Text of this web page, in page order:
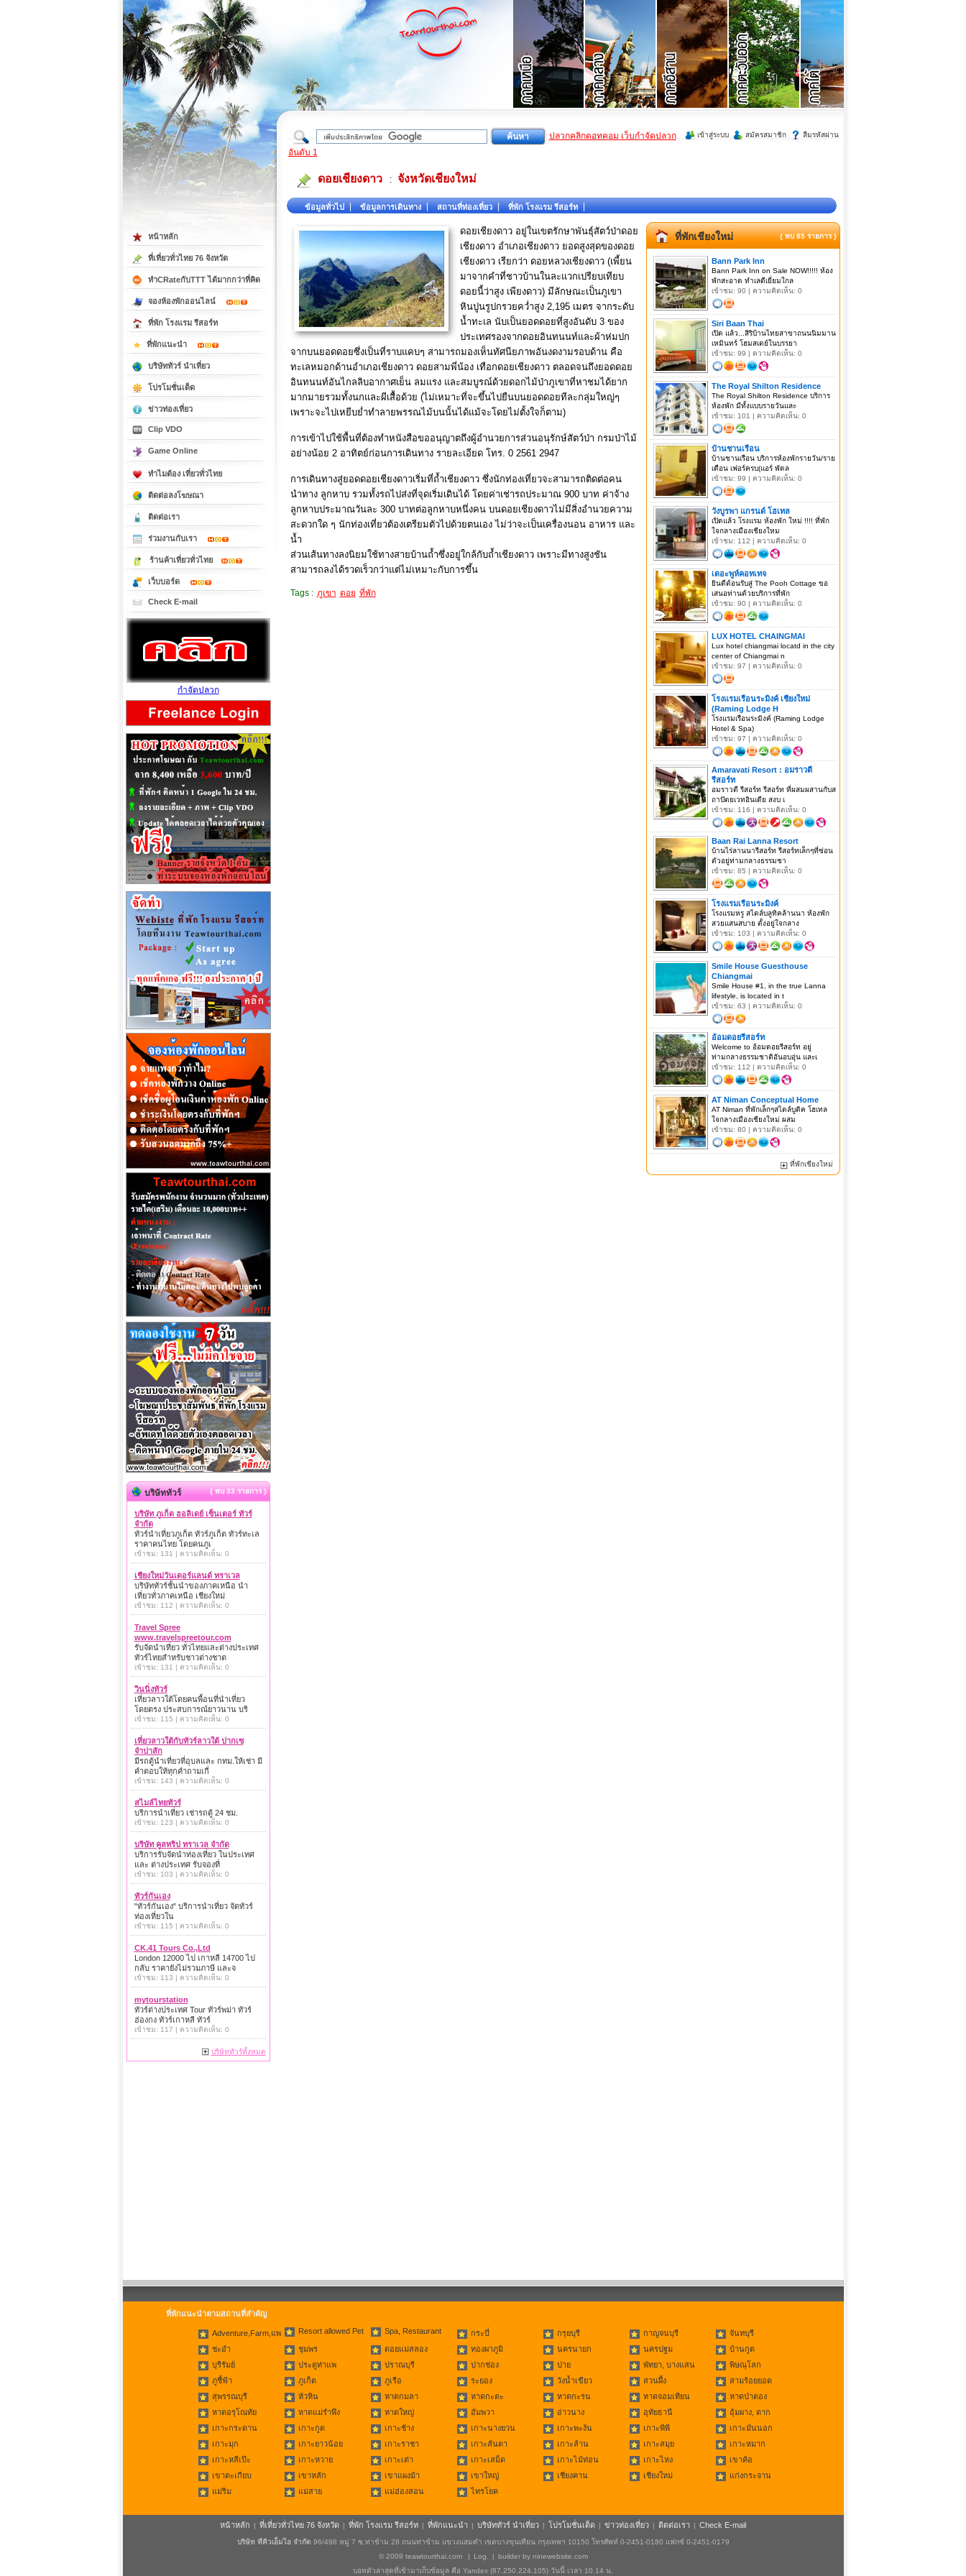
ที่เที่ยวภาคใต้
เข้าสู่ระบบ สมัครสมาชิก ลืมรหัสผ่าน
ปลวกคลิกดอทคอม เว็บกำจัดปลวก
อันดับ 1
ดอยเชียงดาว : จังหวัดเชียงใหม่
ข้อมูลทั่วไป ข้อมูลการเดินทาง สถานที่ท่องเที่ยว ที่พัก โรงแรม รีสอร์ท
ที่พักเชียงใหม่ { พบ 85 รายการ }
Bann Park Inn
Bann Park Inn on Sale NOW!!!!! ห้อง
พักสะอาด ทำเลดีเยี่ยมใกล
เข้าชม: 90 | ความคิดเห็น: 0
Siri Baan Thai
เปิด แล้ว...สิริบ้านไทยสาขาถนนนิมมาน
เหมินทร์ โฮมสเตย์ในบรรยา
เข้าชม: 99 | ความคิดเห็น: 0
The Royal Shilton Residence
The Royal Shilton Residence บริการ
ห้องพัก มีทั้งแบบรายวันและ
เข้าชม: 101 | ความคิดเห็น: 0
บ้านชานเรือน
บ้านชานเรือน บริการห้องพักรายวัน/ราย
เดือน เฟอร์ครบ(แอร์ พัดล
เข้าชม: 99 | ความคิดเห็น: 0
วังบูรพา แกรนด์ โฮเทล
เปิดแล้ว โรงแรม ห้องพัก ใหม่ !!!! ที่พัก
ใจกลางเมืองเชียงใหม
เข้าชม: 112 | ความคิดเห็น: 0
เดอะพูห์คอทเทจ
ยินดีต้อนรับสู่ The Pooh Cottage ขอ
เสนอท่านด้วยบริการที่พัก
เข้าชม: 90 | ความคิดเห็น: 0
LUX HOTEL CHAINGMAI
Lux hotel chiangmai locatd in the city
center of Chiangmai n
เข้าชม: 97 | ความคิดเห็น: 0
โรงแรมเรือนระมิงค์ เชียงใหม่
(Raming Lodge H
โรงแรมเรือนระมิงค์ (Raming Lodge
Hotel & Spa)
เข้าชม: 97 | ความคิดเห็น: 0
Amaravati Resort : อมราวตี
รีสอร์ท
อมราวตี รีสอร์ท รีสอร์ท ที่ผสมผสานกับส
ถาปัตยเวทอินเดีย สงบ เ
เข้าชม: 116 | ความคิดเห็น: 0
Baan Rai Lanna Resort
บ้านไร่ลานนารีสอร์ท รีสอร์ทเล็กๆที่ซ่อน
ตัวอยู่ท่ามกลางธรรมชา
เข้าชม: 85 | ความคิดเห็น: 0
โรงแรมเรือนระมิงค์
โรงแรมหรู สไตล์บลูทิคล้านนา ห้องพัก
สวยแสนสบาย ตั้งอยู่ใจกลาง
เข้าชม: 103 | ความคิดเห็น: 0
Smile House Guesthouse
Chiangmai
Smile House #1, in the true Lanna
lifestyle, is located in t
เข้าชม: 63 | ความคิดเห็น: 0
อ้อมดอยรีสอร์ท
Welcome to อ้อมดอยรีสอร์ท อยู่
ท่ามกลางธรรมชาติอันอบอุ่น และเ
เข้าชม: 112 | ความคิดเห็น: 0
AT Niman Conceptual Home
AT Niman ที่พักเล็กๆสไตล์บูติค โฮเทล
ใจกลางเมืองเชียงใหม่ ผสม
เข้าชม: 80 | ความคิดเห็น: 0
ที่พักเชียงใหม่
ดอยเชียงดาว อยู่ในเขตรักษาพันธุ์สัตว์ป่าดอย
เชียงดาว อำเภอเชียงดาว ยอดสูงสุดของดอย
เชียงดาว เรียกว่า ดอยหลวงเชียงดาว (เพี้ยน
มาจากคำที่ชาวบ้านในละแวกเปรียบเทียบ
ดอยนี้ว่าสูง เพียงดาว) มีลักษณะเป็นภูเขา
หินปูนรูปกรวยคว่ำสูง 2,195 เมตร จากระดับ
น้ำทะเล นับเป็นยอดดอยที่สูงอันดับ 3 ของ
ประเทศรองจากดอยอินทนนท์และผ้าห่มปก
จากบนยอดดอยซึ่งเป็นที่ราบแคบๆ สามารถมองเห็นทัศนียภาพอันงดงามรอบด้าน คือ
ทะเลหมอกด้านอำเภอเชียงดาว ดอยสามพี่น้อง เทือกดอยเชียงดาว ตลอดจนถึงยอดดอย
อินทนนท์อันไกลลิบอากาศเย็น ลมแรง และสมบูรณ์ด้วยดอกไม้ป่าภูเขาที่หาชมได้ยาก
มากมายรวมทั้งนกและผีเสื้อด้วย (ไม่เหมาะที่จะขึ้นไปยืนบนยอดดอยทีละกลุ่มใหญ่ๆ
เพราะจะไปเหยีบย่ำทำลายพรรณไม้บนนั้นได้แม้จะโดยไม่ตั้งใจก็ตาม)
การเข้าไปใช้พื้นที่ต้องทำหนังสือขออนุญาตถึงผู้อำนวยการส่วนอนุรักษ์สัตว์ป่า กรมป่าไม้
อย่างน้อย 2 อาทิตย์ก่อนการเดินทาง รายละเอียด โทร. 0 2561 2947
การเดินทางสู่ยอดดอยเชียงดาวเริ่มที่ถ้ำเชียงดาว ซึ่งนักท่องเที่ยวจะสามารถติดต่อคน
นำทาง ลูกหาบ รวมทั้งรถไปส่งที่จุดเริ่มเดินได้ โดยค่าเช่ารถประมาณ 900 บาท ค่าจ้าง
ลูกหาบประมาณวันละ 300 บาทต่อลูกหาบหนึ่งคน บนดอยเชียงดาวไม่มีสิ่งอำนวยความ
สะดวกใด ๆ นักท่องเที่ยวต้องเตรียมตัวไปด้วยตนเอง ไม่ว่าจะเป็นเครื่องนอน อาหาร และ
น้ำ
ส่วนเส้นทางลงนิยมใช้ทางสายบ้านถ้ำซึ่งอยู่ใกล้กับถ้ำเชียงดาว เพราะมีทางสูงชัน
สามารถลงได้รวดเร็วกว่าแต่ไม่เหมาะกับการขึ้น
Tags : ภูเขา ดอย ที่พัก
หน้าหลัก
ที่เที่ยวทั่วไทย 76 จังหวัด
ทำCRateกับTTT ได้มากกว่าที่คิด
จองห้องพักออนไลน์
ที่พัก โรงแรม รีสอร์ท
ที่พักแนะนำ
บริษัททัวร์ นำเที่ยว
โปรโมชั่นเด็ด
ข่าวท่องเที่ยว
Clip VDO
Game Online
ทำไมต้อง เที่ยวทั่วไทย
ติดต่อลงโฆษณา
ติดต่อเรา
ร่วมงานกับเรา
ร้านค้าเที่ยวทั่วไทย
เว็บบอร์ด
Check E-mail
กำจัดปลวก
บริษัททัวร์ { พบ 33 รายการ }
บริษัท ภูเก็ต ฮอลิเดย์ เซ็นเตอร์ ทัวร์
จำกัด
ทัวร์นำเที่ยวภูเก็ต ทัวร์ภูเก็ต ทัวร์ทะเล
ราคาคนไทย โดยคนภูเ
เข้าชม: 131 | ความคิดเห็น: 0
เชียงใหม่วันเดอร์แลนด์ ทราเวล
บริษัททัวร์ชั้นนำของภาคเหนือ นำ
เที่ยวทั่วภาคเหนือ เชียงใหม่
เข้าชม: 112 | ความคิดเห็น: 0
Travel Spree
www.travelspreetour.com
รับจัดนำเที่ยว ทั่วไทยและต่างประเทศ
ทัวร์ไทยสำหรับชาวต่างชาต
เข้าชม: 131 | ความคิดเห็น: 0
วินนิ่งทัวร์
เที่ยวลาวใต้โดยคนพื้อนที่นำเที่ยว
โดยตรง ประสบการณ์ยาวนาน บริ
เข้าชม: 115 | ความคิดเห็น: 0
เที่ยวลาวใต้กับทัวร์ลาวใต้ ปากเซ
จำปาสัก
มีรถตู้นำเที่ยวที่อุบลและ กทม.ให้เช่า มี
คำตอบให้ทุกคำถามเกี่
เข้าชม: 143 | ความคิดเห็น: 0
สไมล์ไทยทัวร์
บริการนำเที่ยว เช่ารถตู้ 24 ชม.
เข้าชม: 123 | ความคิดเห็น: 0
บริษัท คูลทริป ทราเวล จำกัด
บริการรับจัดนำท่องเที่ยว ในประเทศ
และ ต่างประเทศ รับจองที่
เข้าชม: 103 | ความคิดเห็น: 0
ทัวร์กันเอง
"ทัวร์กันเอง" บริการนำเที่ยว จัดทัวร์
ท่องเที่ยวใน
เข้าชม: 115 | ความคิดเห็น: 0
CK.41 Tours Co.,Ltd
London 12000 ไป เกาหลี 14700 ไป
กลับ ราคายังไม่รวมภาษี และจ
เข้าชม: 113 | ความคิดเห็น: 0
mytourstation
ทัวร์ต่างประเทศ Tour ทัวร์พม่า ทัวร์
ฮ่องกง ทัวร์เกาหลี ทัวร์
เข้าชม: 117 | ความคิดเห็น: 0
บริษัททัวร์ทั้งหมด
ที่พักแนะนำตามสถานที่สำคัญ
Adventure,Farm,แพ Resort allowed Pet Spa, Restaurant กระบี่ กรุยบุรี กาญจนบุรี
จันทบุรี
ชะอำ
ชุมพร ดอยแม่สลอง ทองผาภูมิ นครนายก นครปฐม
บ้านกูด
บุรีรัมย์
ประตูท่าแพ ปราณบุรี ปากช่อง ปาย พัทยา, บางแสน
พิษณุโลก
ภูชี้ฟ้า
ภูเก็ต ภูเรือ ระยอง วังน้ำเขียว สวนผึ้ง
สามร้อยยอด
สุพรรณบุรี
หัวหิน หาดกมลา หาดกะตะ หาดกะรน หาดจอมเทียน
หาดป่าตอง
หาดอรุโณทัย
หาดแม่รำพึง หาดใหญ่ อัมพวา อ่าวนาง อุทัยธานี
อุ้มผาง, ตาก
เกาะกระดาน
เกาะกูด เกาะช้าง เกาะนางยวน เกาะพะงัน เกาะพีพี
เกาะมันนอก
เกาะมุก
เกาะยาวน้อย เกาะราชา เกาะลันตา เกาะล้าน เกาะสมุย
เกาะหมาก
เกาะหลีเป๊ะ
เกาะหวาย เกาะเต่า เกาะเสม็ด เกาะไม้ท่อน เกาะไหง
เขาค้อ
เขาตะเกียบ
เขาหลัก เขาแผงม้า เขาใหญ่ เชียงคาน เชียงใหม่
แก่งกระจาน
แม่ริม
แม่สาย แม่ฮ่องสอน ไทรโยค
หน้าหลัก | ที่เที่ยวทั่วไทย 76 จังหวัด | ที่พัก โรงแรม รีสอร์ท | ที่พักแนะนำ | บริษัททัวร์ นำเที่ยว | โปรโมชั่นเด็ด | ข่าวท่องเที่ยว | ติดต่อเรา | Check E-mail
บริษัท ทีคิวเอ็มไอ จำกัด 96/498 หมู่ 7 ซ.ท่าข้าม 28 ถนนท่าข้าม แขวงแสมดำ เขตบางขุนเทียน กรุงเทพฯ 10150 โทรศัพท์ 0-2451-0180 แฟกซ์ 0-2451-0179
© 2009 teawtourthai.com | Log. | builder by ninewebsite.com
บอทตัวล่าสุดที่เข้ามาเก็บข้อมูล คือ Yandex (87.250.224.105) วันนี้ เวลา 10.14 น.